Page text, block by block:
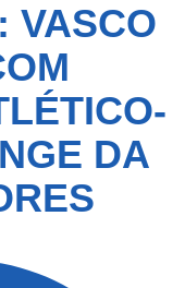
VASCO
DA